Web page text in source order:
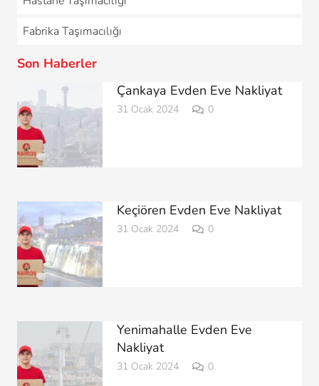
Fabrika Taşımacılığı
Son Haberler
Çankaya Evden Eve Nakliyat
31 Ocak 2024 0
Keçiören Evden Eve Nakliyat
31 Ocak 2024 0
Yenimahalle Evden Eve
Nakliyat
31 Ocak 2024 0